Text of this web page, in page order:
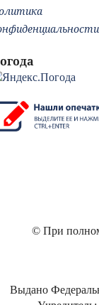
© При полном
Выдано